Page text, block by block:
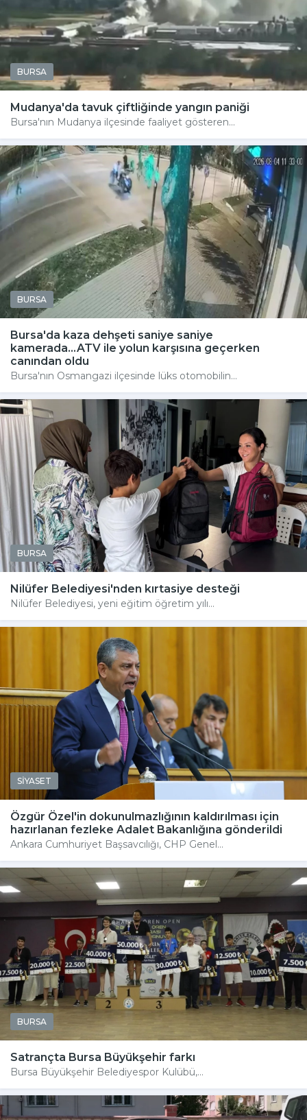
BURSA
Mudanya'da tavuk çiftliğinde yangın paniği
Bursa'nın Mudanya ilçesinde faaliyet gösteren...
BURSA
Bursa'da kaza dehşeti saniye saniye
kamerada...ATV ile yolun karşısına geçerken
canından oldu
Bursa'nın Osmangazi ilçesinde lüks otomobilin...
BURSA
Nilüfer Belediyesi'nden kırtasiye desteği
Nilüfer Belediyesi, yeni eğitim öğretim yılı...
SİYASET
Özgür Özel'in dokunulmazlığının kaldırılması için
hazırlanan fezleke Adalet Bakanlığına gönderildi
Ankara Cumhuriyet Başsavcılığı, CHP Genel...
BURSA
Satrançta Bursa Büyükşehir farkı
Bursa Büyükşehir Belediyespor Kulübü,...